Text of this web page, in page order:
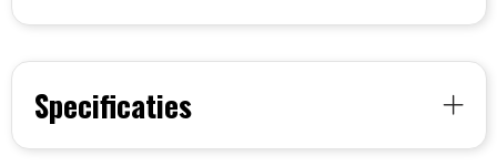
Specificaties